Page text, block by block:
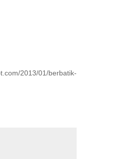
2013/01/berbatik-